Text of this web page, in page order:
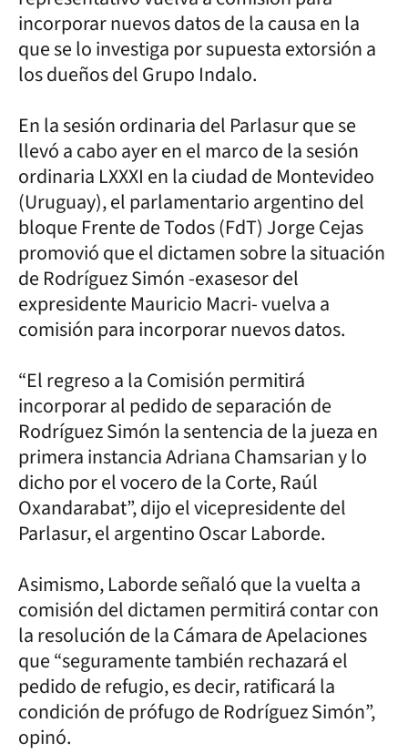
incorporar nuevos datos de la causa en la
que se lo investiga por supuesta extorsión a
los dueños del Grupo Indalo.
En la sesión ordinaria del Parlasur que se
llevó a cabo ayer en el marco de la sesión
ordinaria LXXXI en la ciudad de Montevideo
(Uruguay), el parlamentario argentino del
bloque Frente de Todos (FdT) Jorge Cejas
promovió que el dictamen sobre la situación
de Rodríguez Simón -exasesor del
expresidente Mauricio Macri- vuelva a
comisión para incorporar nuevos datos.
“El regreso a la Comisión permitirá
incorporar al pedido de separación de
Rodríguez Simón la sentencia de la jueza en
primera instancia Adriana Chamsarian y lo
dicho por el vocero de la Corte, Raúl
Oxandarabat”, dijo el vicepresidente del
Parlasur, el argentino Oscar Laborde.
Asimismo, Laborde señaló que la vuelta a
comisión del dictamen permitirá contar con
la resolución de la Cámara de Apelaciones
que “seguramente también rechazará el
pedido de refugio, es decir, ratificará la
condición de prófugo de Rodríguez Simón”,
opinó.